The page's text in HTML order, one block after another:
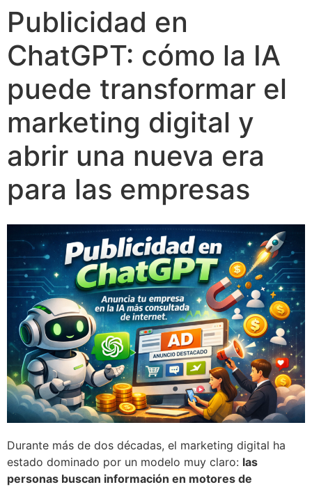
Publicidad en
ChatGPT: cómo la IA
puede transformar el
marketing digital y
abrir una nueva era
para las empresas
Durante más de dos décadas, el marketing digital ha
estado dominado por un modelo muy claro: las
personas buscan información en motores de